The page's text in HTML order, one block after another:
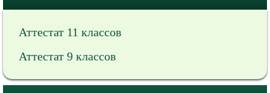
Аттестат 11 классов
Аттестат 9 классов